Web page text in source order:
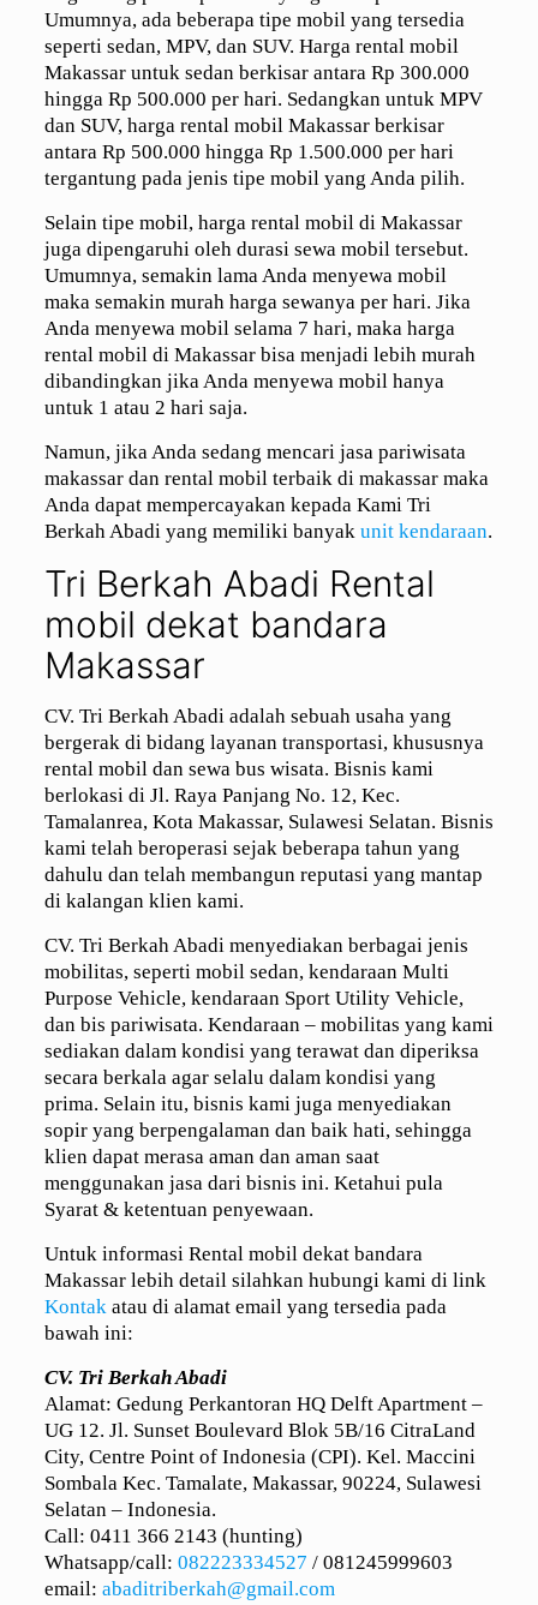
Umumnya, ada beberapa tipe mobil yang tersedia
seperti sedan, MPV, dan SUV. Harga rental mobil
Makassar untuk sedan berkisar antara Rp 300.000
hingga Rp 500.000 per hari. Sedangkan untuk MPV
dan SUV, harga rental mobil Makassar berkisar
antara Rp 500.000 hingga Rp 1.500.000 per hari
tergantung pada jenis tipe mobil yang Anda pilih.
Selain tipe mobil, harga rental mobil di Makassar
juga dipengaruhi oleh durasi sewa mobil tersebut.
Umumnya, semakin lama Anda menyewa mobil
maka semakin murah harga sewanya per hari. Jika
Anda menyewa mobil selama 7 hari, maka harga
rental mobil di Makassar bisa menjadi lebih murah
dibandingkan jika Anda menyewa mobil hanya
untuk 1 atau 2 hari saja.
Namun, jika Anda sedang mencari jasa pariwisata
makassar dan rental mobil terbaik di makassar maka
Anda dapat mempercayakan kepada Kami Tri
Berkah Abadi yang memiliki banyak unit kendaraan.
Tri Berkah Abadi Rental
mobil dekat bandara
Makassar
CV. Tri Berkah Abadi adalah sebuah usaha yang
bergerak di bidang layanan transportasi, khususnya
rental mobil dan sewa bus wisata. Bisnis kami
berlokasi di Jl. Raya Panjang No. 12, Kec.
Tamalanrea, Kota Makassar, Sulawesi Selatan. Bisnis
kami telah beroperasi sejak beberapa tahun yang
dahulu dan telah membangun reputasi yang mantap
di kalangan klien kami.
CV. Tri Berkah Abadi menyediakan berbagai jenis
mobilitas, seperti mobil sedan, kendaraan Multi
Purpose Vehicle, kendaraan Sport Utility Vehicle,
dan bis pariwisata. Kendaraan – mobilitas yang kami
sediakan dalam kondisi yang terawat dan diperiksa
secara berkala agar selalu dalam kondisi yang
prima. Selain itu, bisnis kami juga menyediakan
sopir yang berpengalaman dan baik hati, sehingga
klien dapat merasa aman dan aman saat
menggunakan jasa dari bisnis ini. Ketahui pula
Syarat & ketentuan penyewaan.
Untuk informasi Rental mobil dekat bandara
Makassar lebih detail silahkan hubungi kami di link
Kontakatau di alamat email yang tersedia pada
bawah ini:
CV. Tri Berkah Abadi
Alamat: Gedung Perkantoran HQ Delft Apartment –
UG 12. Jl. Sunset Boulevard Blok 5B/16 CitraLand
City, Centre Point of Indonesia (CPI). Kel. Maccini
Sombala Kec. Tamalate, Makassar, 90224, Sulawesi
Selatan – Indonesia.
Call: 0411 366 2143 (hunting)
Whatsapp/call: 082223334527 / 081245999603
email: abaditriberkah@gmail.com